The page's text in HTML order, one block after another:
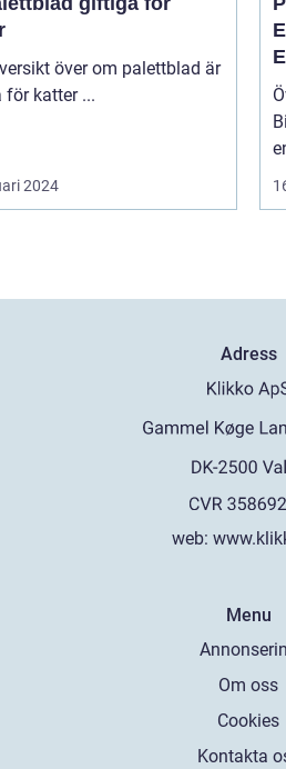
giftiga för katter ...
2024
Bild
Adress
web:
Menu
Om oss
Cookies
Kontakta